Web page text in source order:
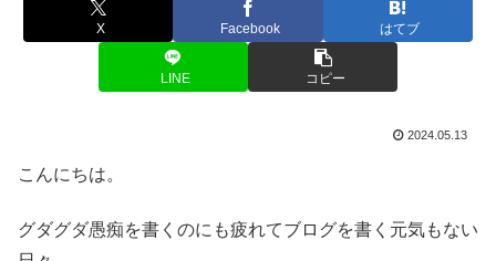
X Facebook はてブ
LINE コピー
2024.05.13
こんにちは。
グダグダ愚痴を書くのにも疲れてブログを書く元気もない